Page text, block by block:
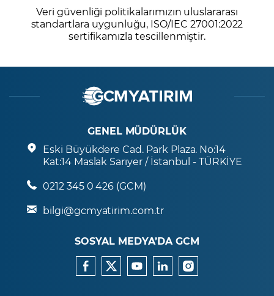
Veri güvenliği politikalarımızın uluslararası
standartlara uygunluğu, ISO/IEC 27001:2022
sertifikamızla tescillenmiştir.
GENEL MÜDÜRLÜK
Eski Büyükdere Cad. Park Plaza. No:14
Kat:14 Maslak Sarıyer / İstanbul - TÜRKİYE
0212 345 0 426 (GCM)
bilgi@gcmyatirim.com.tr
SOSYAL MEDYA’DA GCM